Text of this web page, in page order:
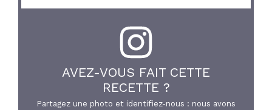
AVEZ-VOUS FAIT CETTE
RECETTE ?
Partagez une photo et identifiez-nous : nous avons